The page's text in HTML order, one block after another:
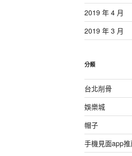
2019 年 4 月
2019 年 3 月
分類
台北削骨
娛樂城
帽子
手機見面app推